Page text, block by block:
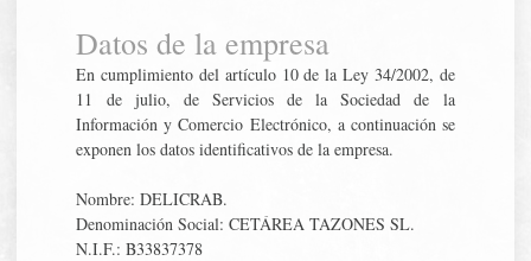
Datos de la empresa
En cumplimiento del artículo 10 de la Ley 34/2002, de
11 de julio, de Servicios de la Sociedad de la
Información y Comercio Electrónico, a continuación se
exponen los datos identificativos de la empresa.
Nombre: DELICRAB.
Denominación Social: CETÁREA TAZONES SL.
N.I.F.: B33837378